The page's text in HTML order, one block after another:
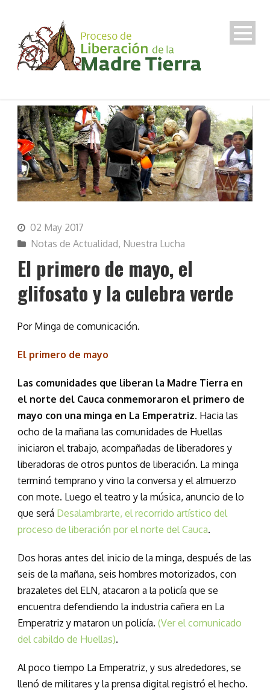
02 May 2017
Notas de Actualidad, Nuestra Lucha
El primero de mayo, el
glifosato y la culebra verde
Por Minga de comunicación.
El primero de mayo
Las comunidades que liberan la Madre Tierra en
el norte del Cauca conmemoraron el primero de
mayo con una minga en La Emperatriz. Hacia las
ocho de la mañana las comunidades de Huellas
iniciaron el trabajo, acompañadas de liberadores y
liberadoras de otros puntos de liberación. La minga
terminó temprano y vino la conversa y el almuerzo
con mote. Luego el teatro y la música, anuncio de lo
que será Desalambrarte, el recorrido artístico del
proceso de liberación por el norte del Cauca.
Dos horas antes del inicio de la minga, después de las
seis de la mañana, seis hombres motorizados, con
brazaletes del ELN, atacaron a la policía que se
encuentra defendiendo la industria cañera en La
Emperatriz y mataron un policía. (Ver el comunicado
del cabildo de Huellas).
Al poco tiempo La Emperatriz, y sus alrededores, se
llenó de militares y la prensa digital registró el hecho.